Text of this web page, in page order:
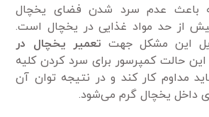
باعث عدم سرد شدن فضای یخچال
از حد مواد غذایی در یخچال است.
این مشکل جهت تعمیر یخچال در
این حالت کمپرسور برای سرد کردن کلیه
مداوم کار کند و در نتیجه توان آن
داخل یخچال گرم می‌شود.